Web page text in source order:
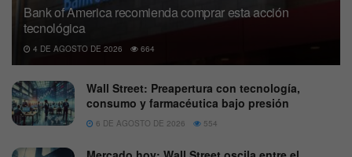
Bank of America recomienda comprar esta acción
tecnológica
4 DE AGOSTO DE 2026 664
Wall Street: Preapertura con tecnología,
consumo y farmacéutica bajo presión
6 DE AGOSTO DE 2026 554